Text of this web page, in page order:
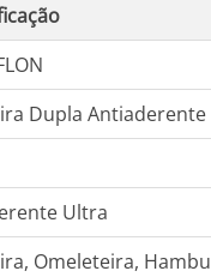
Dupla Antiaderente
Ultra
Omeleteira,